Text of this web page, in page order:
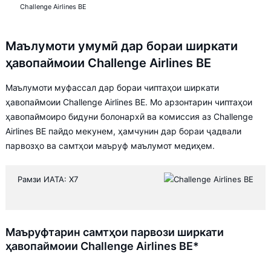
Challenge Airlines BE
Маълумоти умумӣ дар бораи ширкати
ҳавопаймоии Challenge Airlines BE
Маълумоти муфассал дар бораи чиптаҳои ширкати
ҳавопаймоии Challenge Airlines BE. Мо арзонтарин чиптаҳои
ҳавопаймоиро бидуни болонархӣ ва комиссия аз Challenge
Airlines BE пайдо мекунем, ҳамчунин дар бораи ҷадвали
парвозҳо ва самтҳои маъруф маълумот медиҳем.
Рамзи ИАТА: X7
Маъруфтарин самтҳои парвози ширкати
ҳавопаймоии Challenge Airlines BE*